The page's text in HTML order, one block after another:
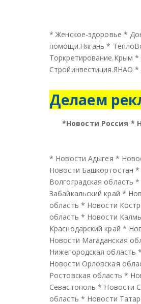
*Женское-здоровье *
помощи.Нягань *
Торкретирование.Крым *
Стройинвестиция.ЯНАО *
Делаем
*Новости Россия *
* Новости Адыгея *
Новости Башкортостан *
Волгоградская область *
Забайкальский край *
область * Новости
область * Новости
Краснодарский край *
Новости Магаданская
Нижегородская область *
Новости Орловская
Ростовская область *
Севастополь * Новости
область * Новости